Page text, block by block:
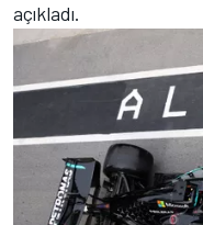
açıkladı.